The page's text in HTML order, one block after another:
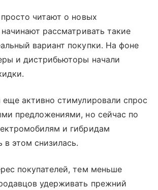
читают о новых
рассматривать такие
вариант покупки. На фоне
и дистрибьюторы начали
активно стимулировали спрос
предложениями, но сейчас по
и гибридам
в этом снизилась.
покупателей, тем меньше
удерживать прежний